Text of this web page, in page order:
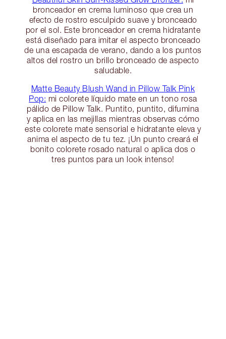
bronceador en crema luminoso que crea un
efecto de rostro esculpido suave y bronceado
por el sol. Este bronceador en crema hidratante
está diseñado para imitar el aspecto bronceado
de una escapada de verano, dando a los puntos
altos del rostro un brillo bronceado de aspecto
saludable.
Matte Beauty Blush Wand in Pillow Talk Pink
Pop: mi colorete líquido mate en un tono rosa
pálido de Pillow Talk. Puntito, puntito, difumina
y aplica en las mejillas mientras observas cómo
este colorete mate sensorial e hidratante eleva y
anima el aspecto de tu tez. ¡Un punto creará el
bonito colorete rosado natural o aplica dos o
tres puntos para un look intenso!